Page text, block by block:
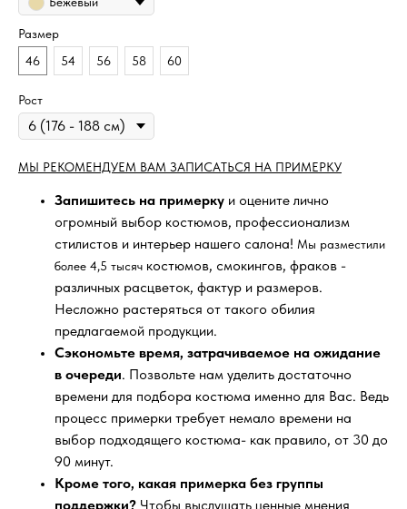
Размер
46
54 56 58 60
Рост
МЫ РЕКОМЕНДУЕМ ВАМ ЗАПИСАТЬСЯ НА ПРИМЕРКУ
Запишитесь на примерку и оцените лично
огромный выбор костюмов, профессионализм
стилистов и интерьер нашего салона! Мы разместили
более 4,5 тысяч костюмов, смокингов, фраков -
различных расцветок, фактур и размеров.
Несложно растеряться от такого обилия
предлагаемой продукции.
Сэкономьте время, затрачиваемое на ожидание
в очереди. Позвольте нам уделить достаточно
времени для подбора костюма именно для Вас. Ведь
процесс примерки требует немало времени на
выбор подходящего костюма- как правило, от 30 до
90 минут.
Кроме того, какая примерка без группы
поддержки? Чтобы выслушать ценные мнения